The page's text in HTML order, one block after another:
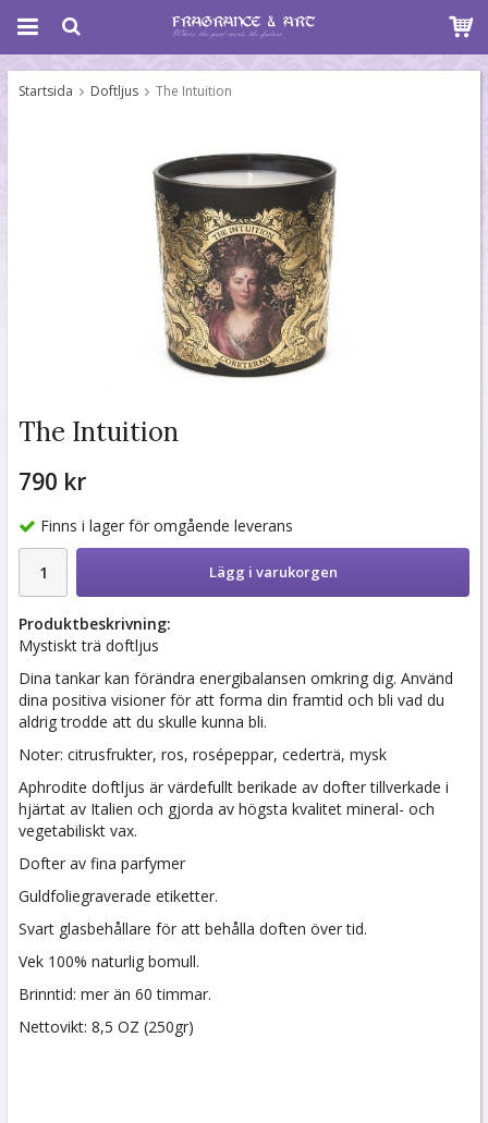
Startsida Doftljus The Intuition
The Intuition
790 kr
Finns i lager för omgående leverans
Lägg i varukorgen
Produktbeskrivning:
Mystiskt trä doftljus
Dina tankar kan förändra energibalansen omkring dig. Använd
dina positiva visioner för att forma din framtid och bli vad du
aldrig trodde att du skulle kunna bli.
Noter: citrusfrukter, ros, rosépeppar, cederträ, mysk
Aphrodite doftljus är värdefullt berikade av dofter tillverkade i
hjärtat av Italien och gjorda av högsta kvalitet mineral- och
vegetabiliskt vax.
Dofter av fina parfymer
Guldfoliegraverade etiketter.
Svart glasbehållare för att behålla doften över tid.
Vek 100% naturlig bomull.
Brinntid: mer än 60 timmar.
Nettovikt: 8,5 OZ (250gr)